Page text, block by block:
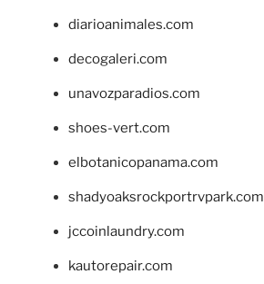
diarioanimales.com
decogaleri.com
unavozparadios.com
shoes-vert.com
elbotanicopanama.com
shadyoaksrockportrvpark.com
jccoinlaundry.com
kautorepair.com